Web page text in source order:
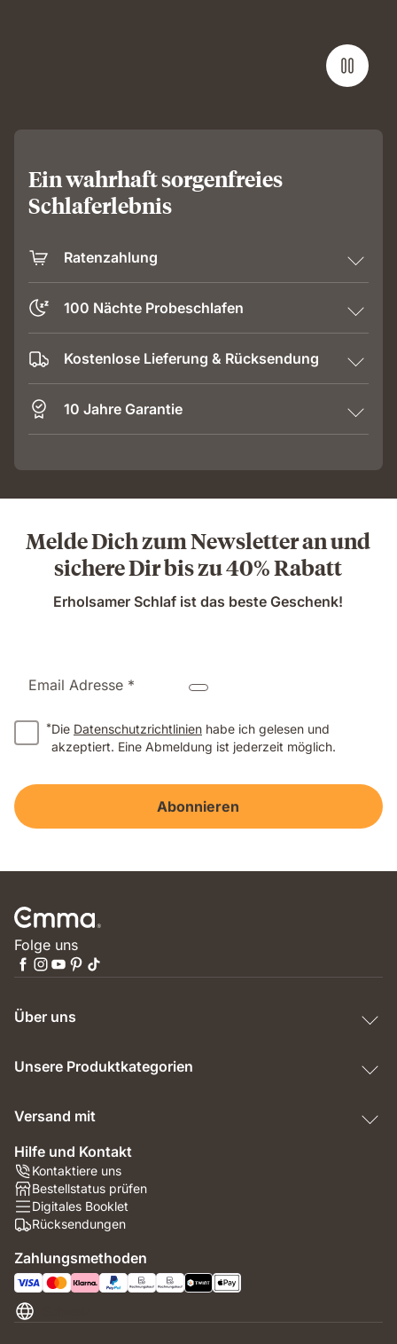
Ein wahrhaft sorgenfreies
Schlaferlebnis
Ratenzahlung
100 Nächte Probeschlafen
Kostenlose Lieferung & Rücksendung
10 Jahre Garantie
Melde Dich zum Newsletter an und
sichere Dir bis zu 40% Rabatt
Erholsamer Schlaf ist das beste Geschenk!
Email Adresse *
*Die Datenschutzrichtlinien habe ich gelesen und
akzeptiert. Eine Abmeldung ist jederzeit möglich.
Abonnieren
Folge uns
Über uns
Unsere Produktkategorien
Versand mit
Hilfe und Kontakt
Kontaktiere uns
Bestellstatus prüfen
Digitales Booklet
Rücksendungen
Zahlungsmethoden